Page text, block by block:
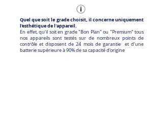
Quel que soit le grade choisit, il concerne uniquement
l'esthétique de l'appareil.
En effet, qu'il soit en grade "Bon Plan" ou "Premium" tous
nos appareils sont testés sur de nombreux points de
contrôle et disposent de 24 mois de garantie et d'une
batterie supérieure à 90% de sa capacité d'origine